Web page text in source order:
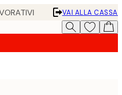
VAI ALLA CASSA